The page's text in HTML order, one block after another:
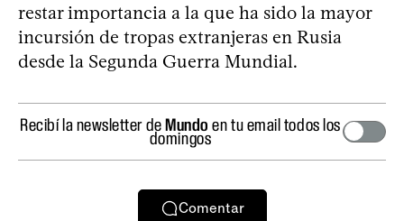
restar importancia a la que ha sido la mayor
incursión de tropas extranjeras en Rusia
desde la Segunda Guerra Mundial.
Recibí la newsletter deMundo en tu email todos los
domingos
Comentar